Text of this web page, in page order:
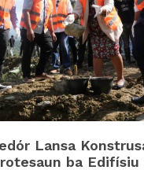
Lansa
ba Edifísiu